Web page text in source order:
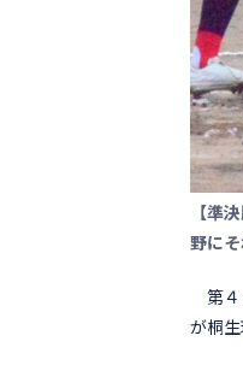
【準
野に
第４
が桐